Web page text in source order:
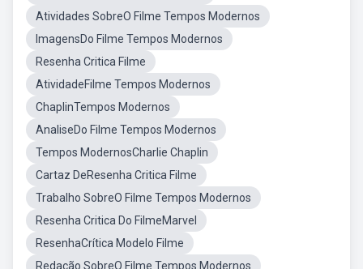
Atividades SobreO Filme Tempos Modernos
ImagensDo Filme Tempos Modernos
Resenha Critica Filme
AtividadeFilme Tempos Modernos
ChaplinTempos Modernos
AnaliseDo Filme Tempos Modernos
Tempos ModernosCharlie Chaplin
Cartaz DeResenha Critica Filme
Trabalho SobreO Filme Tempos Modernos
Resenha Critica Do FilmeMarvel
ResenhaCrítica Modelo Filme
Redação SobreO Filme Tempos Modernos